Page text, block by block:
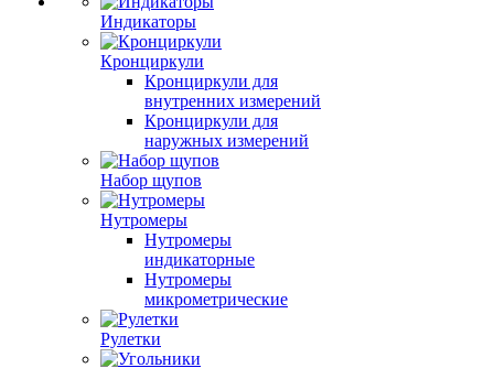
Индикаторы
Кронциркули
Кронциркули для
внутренних измерений
Кронциркули для
наружных измерений
Набор щупов
Нутромеры
Нутромеры
индикаторные
Нутромеры
микрометрические
Рулетки